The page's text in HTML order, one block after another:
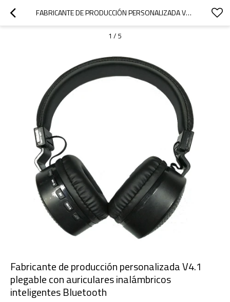
FABRICANTE DE PRODUCCIÓN PERSONALIZADA V4.1 PLEGABLE CON AURICULARES INALÁMBRICOS INTELIGENTES BLUETOOTH
1 / 5
Fabricante de producción personalizada V4.1
plegable con auriculares inalámbricos
inteligentes Bluetooth